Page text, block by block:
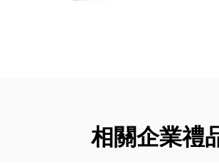
相關企業禮